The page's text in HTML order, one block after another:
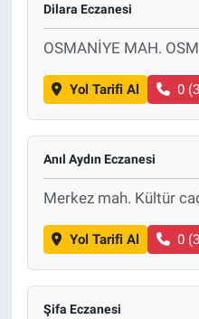
Dilara Eczanesi
OSMANİYE MAH.
Yol Tarifi Al 0
Anıl Aydın Eczanesi
Merkez mah. Kültür
Yol Tarifi Al 0
Şifa Eczanesi